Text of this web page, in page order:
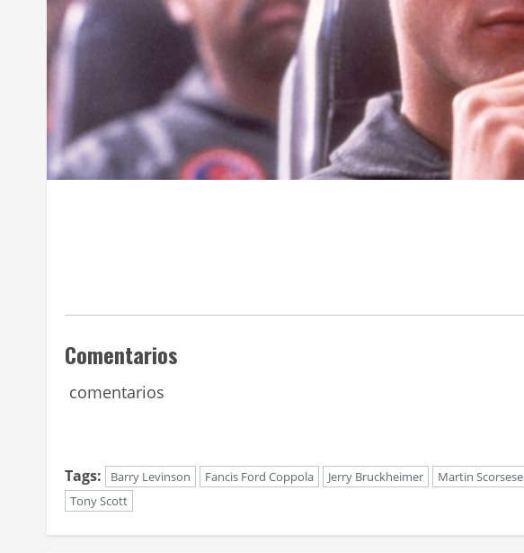
Comentarios
comentarios
Tags: Barry Levinson Fancis Ford Coppola Jerry Bruckheimer Martin Scorsese
Tony Scott